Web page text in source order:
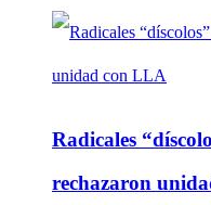
Radicales
rechazaron